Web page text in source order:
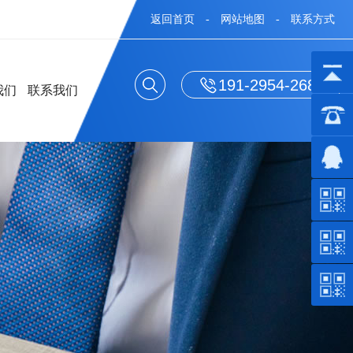
返回首页 - 网站地图 - 联系方式
191-2954-2688
们 联系我们